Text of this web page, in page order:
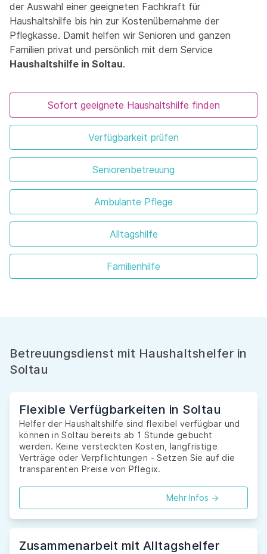
der Auswahl einer geeigneten Fachkraft für
Haushaltshilfe bis hin zur Kostenübernahme der
Pflegkasse. Damit helfen wir Senioren und ganzen
Familien privat und persönlich mit dem Service
Haushaltshilfe in Soltau.
Sofort geeignete Haushaltshilfe finden
Verfügbarkeit prüfen
Seniorenbetreuung
Ambulante Pflege
Alltagshilfe
Familienhilfe
Betreuungsdienst mit Haushaltshelfer in
Soltau
Flexible Verfügbarkeiten in Soltau
Helfer der Haushaltshilfe sind flexibel verfügbar und
können in Soltau bereits ab 1 Stunde gebucht
werden. Keine versteckten Kosten, langfristige
Verträge oder Verpflichtungen - Setzen Sie auf die
transparenten Preise von Pflegix.
Mehr Infos ->
Zusammenarbeit mit Alltagshelfer